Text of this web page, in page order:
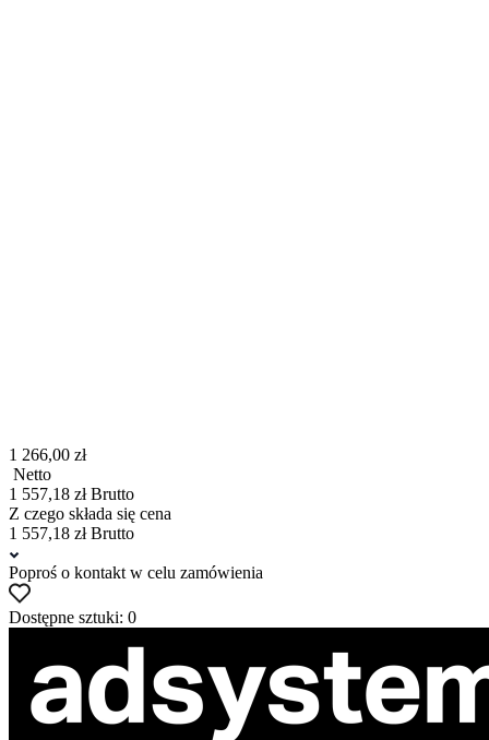
1 266,00 zł
Netto
1 557,18 zł Brutto
Z czego składa się cena
1 557,18 zł Brutto
Poproś o kontakt w celu zamówienia
Dostępne sztuki: 0